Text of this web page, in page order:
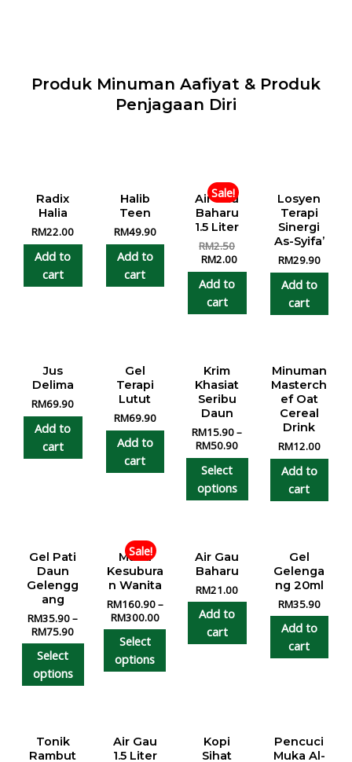
Produk Minuman Aafiyat & Produk
Penjagaan Diri
Radix
Halia
RM22.00
Add to
cart
Halib
Teen
RM49.90
Add to
cart
Sale!
Air Gau
Baharu
1.5 Liter
RM2.50
RM2.00
Add to
cart
Losyen
Terapi
Sinergi
As-Syifa’
RM29.90
Add to
cart
Jus
Delima
RM69.90
Add to
cart
Gel
Terapi
Lutut
RM69.90
Add to
cart
Krim
Khasiat
Seribu
Daun
RM15.90–
RM50.90
Select
options
Minuman
Masterch
ef Oat
Cereal
Drink
RM12.00
Add to
cart
Gel Pati
Daun
Gelengg
ang
RM35.90–
RM75.90
Select
options
Sale!
Madu
Kesubura
n Wanita
RM160.90–
RM300.00
Select
options
Air Gau
Baharu
RM21.00
Add to
cart
Gel
Gelenga
ng 20ml
RM35.90
Add to
cart
Tonik
Rambut
Air Gau
1.5 Liter
Kopi
Sihat
Pencuci
Muka Al-